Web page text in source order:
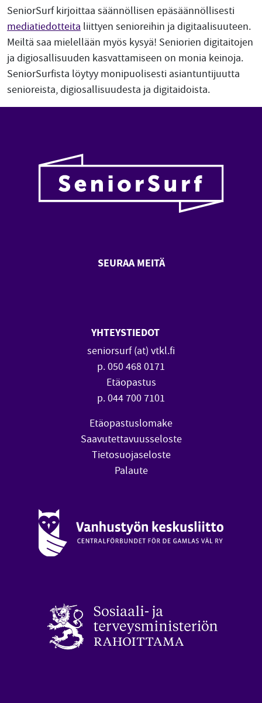
SeniorSurf kirjoittaa säännöllisen epäsäännöllisesti
mediatiedotteita liittyen senioreihin ja digitaalisuuteen.
Meiltä saa mielellään myös kysyä! Seniorien digitaitojen
ja digiosallisuuden kasvattamiseen on monia keinoja.
SeniorSurfista löytyy monipuolisesti asiantuntijuutta
senioreista, digiosallisuudesta ja digitaidoista.
SEURAA MEITÄ
YHTEYSTIEDOT
seniorsurf (at) vtkl.fi
p. 050 468 0171
Etäopastus
p. 044 700 7101
Etäopastuslomake
Saavutettavuusseloste
Tietosuojaseloste
Palaute